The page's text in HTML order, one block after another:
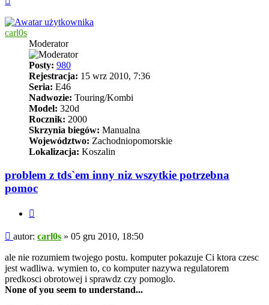
carl0s
Moderator
Posty: 980
Rejestracja: 15 wrz 2010, 7:36
Seria: E46
Nadwozie: Touring/Kombi
Model: 320d
Rocznik: 2000
Skrzynia biegów: Manualna
Województwo: Zachodniopomorskie
Lokalizacja: Koszalin
problem z tds`em inny niz wszytkie potrzebna
pomoc
Post
autor: carl0s » 05 gru 2010, 18:50
ale nie rozumiem twojego postu. komputer pokazuje Ci ktora czesc
jest wadliwa. wymien to, co komputer nazywa regulatorem
predkosci obrotowej i sprawdz czy pomoglo.
None of you seem to understand...